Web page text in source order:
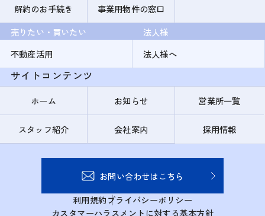
解約のお手続き
事業用物件の窓口
売りたい・買いたい
不動産活用
法人様
法人様へ
サイトコンテンツ
ホーム お知らせ 営業所一覧
スタッフ紹介 会社案内 採用情報
お問い合わせはこちら
利用規約プライバシーポリシー
カスタマーハラスメントに対する基本方針